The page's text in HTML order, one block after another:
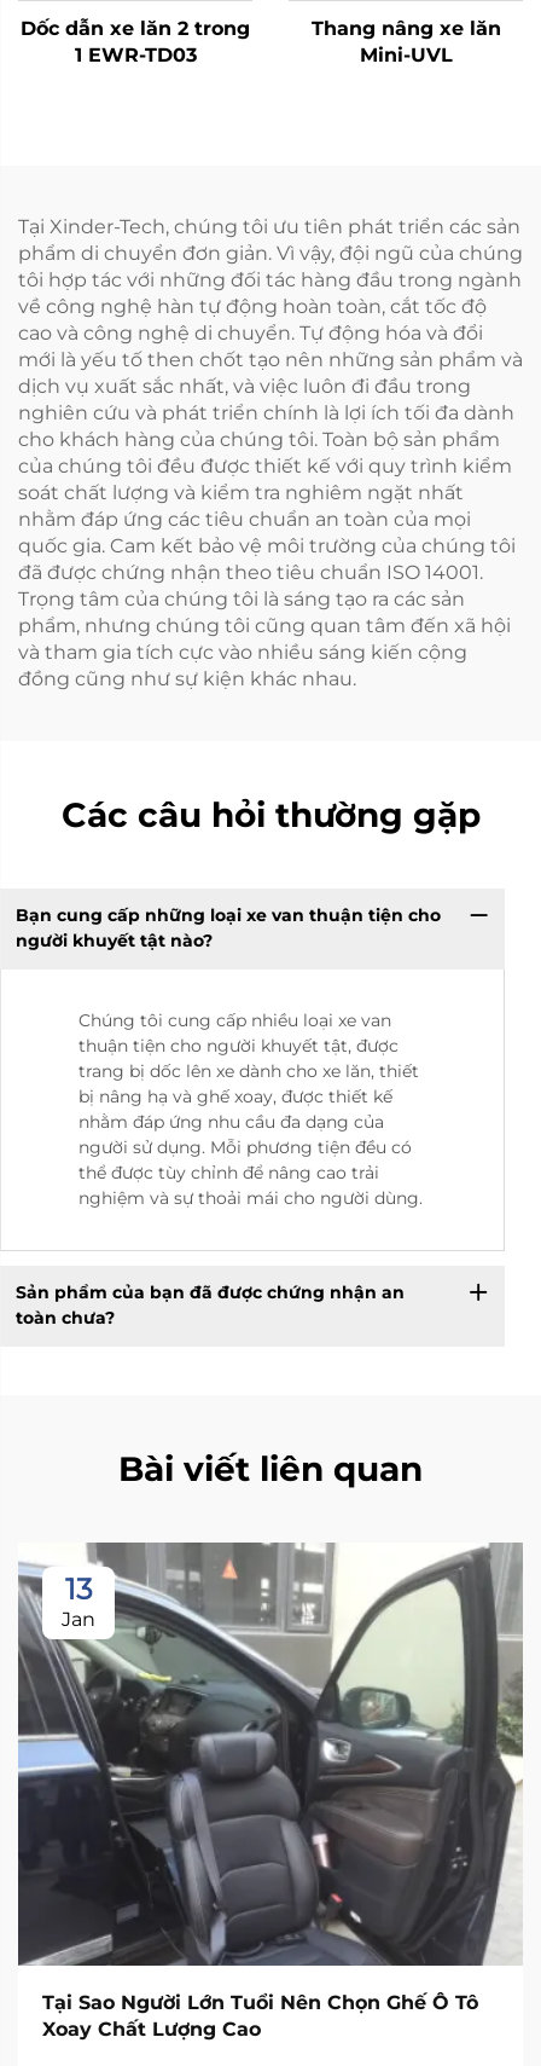
Dốc dẫn xe lăn 2 trong
1 EWR-TD03
Thang nâng xe lăn
Mini-UVL
Tại Xinder-Tech, chúng tôi ưu tiên phát triển các sản
phẩm di chuyển đơn giản. Vì vậy, đội ngũ của chúng
tôi hợp tác với những đối tác hàng đầu trong ngành
về công nghệ hàn tự động hoàn toàn, cắt tốc độ
cao và công nghệ di chuyển. Tự động hóa và đổi
mới là yếu tố then chốt tạo nên những sản phẩm và
dịch vụ xuất sắc nhất, và việc luôn đi đầu trong
nghiên cứu và phát triển chính là lợi ích tối đa dành
cho khách hàng của chúng tôi. Toàn bộ sản phẩm
của chúng tôi đều được thiết kế với quy trình kiểm
soát chất lượng và kiểm tra nghiêm ngặt nhất
nhằm đáp ứng các tiêu chuẩn an toàn của mọi
quốc gia. Cam kết bảo vệ môi trường của chúng tôi
đã được chứng nhận theo tiêu chuẩn ISO 14001.
Trọng tâm của chúng tôi là sáng tạo ra các sản
phẩm, nhưng chúng tôi cũng quan tâm đến xã hội
và tham gia tích cực vào nhiều sáng kiến cộng
đồng cũng như sự kiện khác nhau.
Các câu hỏi thường gặp
Bạn cung cấp những loại xe van thuận tiện cho
người khuyết tật nào?
Chúng tôi cung cấp nhiều loại xe van
thuận tiện cho người khuyết tật, được
trang bị dốc lên xe dành cho xe lăn, thiết
bị nâng hạ và ghế xoay, được thiết kế
nhằm đáp ứng nhu cầu đa dạng của
người sử dụng. Mỗi phương tiện đều có
thể được tùy chỉnh để nâng cao trải
nghiệm và sự thoải mái cho người dùng.
Sản phẩm của bạn đã được chứng nhận an
toàn chưa?
Bài viết liên quan
13
Jan
Tại Sao Người Lớn Tuổi Nên Chọn Ghế Ô Tô
Xoay Chất Lượng Cao